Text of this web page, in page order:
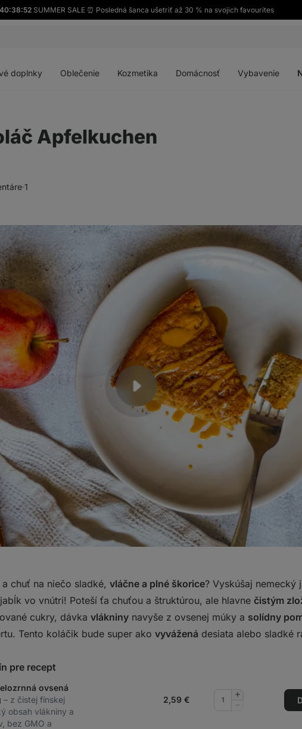
40:38:50 SUMMER SALE ⏰ Posledná šanca ušetriť až 30 % na svojich favourites
doplnky Oblečenie Kozmetika Domácnosť Vybavenie
Apfelkuchen
1
chuť na niečo sladké, vláčne a plné škorice? Vyskúšaj nemecký
vo vnútri! Poteší ťa chuťou a štruktúrou, ale hlavne čistým
cukry, dávka vlákniny navyše z ovsenej múky a solídny
Tento koláčik bude super ako vyvážená desiata alebo sladké
pre recept
ovsená
– z čistej fínskej
obsah vlákniny a
bez GMO a
2,59 €
Pridať